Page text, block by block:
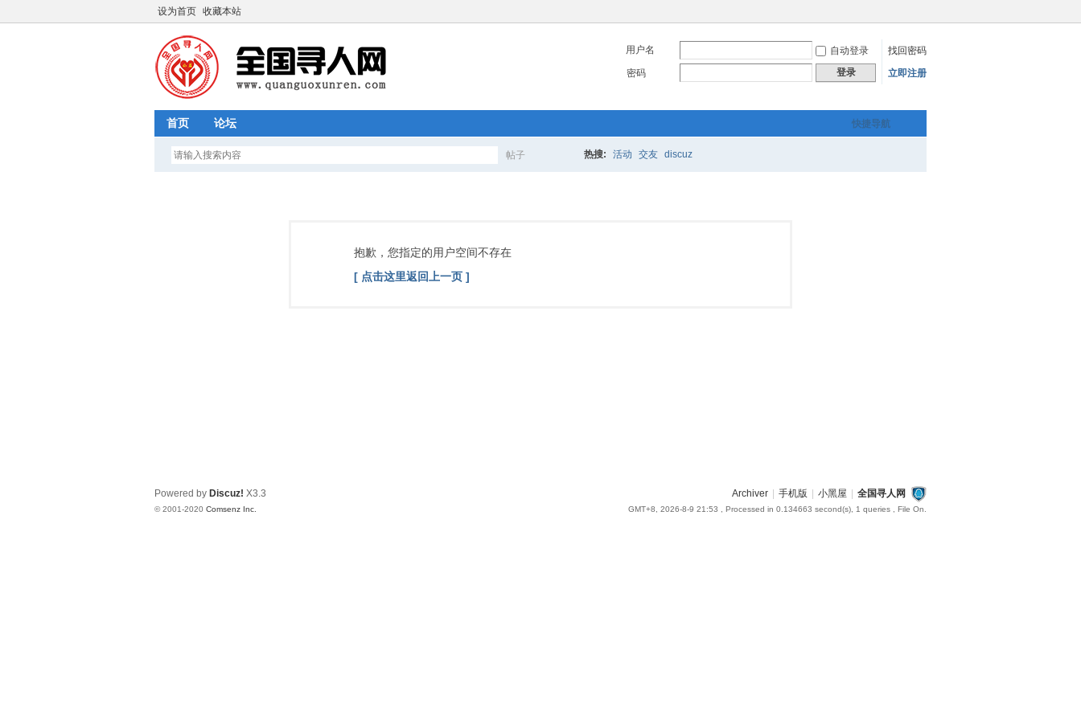
设为首页 收藏本站
用户名 自动登录
找回密码
密码
登录 立即注册
快捷导航
首页 论坛
帖子 热搜: 活动 交友 discuz
抱歉，您指定的用户空间不存在
[ 点击这里返回上一页 ]
Archiver 手机版 小黑屋 全国寻人网
GMT+8, 2026-8-9 21:53 , Processed in 0.134663 second(s), 1 queries , File On.
Powered by Discuz! X3.3
© 2001-2020 Comsenz Inc.